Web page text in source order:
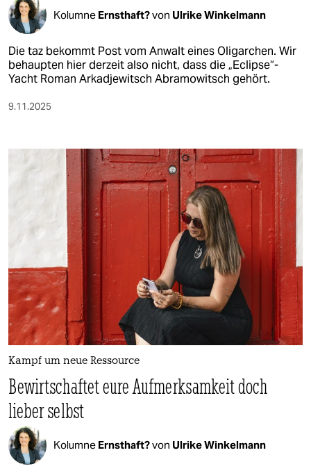
Kolumne Ernsthaft?von Ulrike Winkelmann
Die taz bekommt Post vom Anwalt eines Oligarchen. Wir
behaupten hier derzeit also nicht, dass die „Eclipse“-
Yacht Roman Arkadjewitsch Abramowitsch gehört.
9.11.2025
Kampf um neue Ressource
Bewirtschaftet eure Aufmerksamkeit doch
lieber selbst
Kolumne Ernsthaft?von Ulrike Winkelmann